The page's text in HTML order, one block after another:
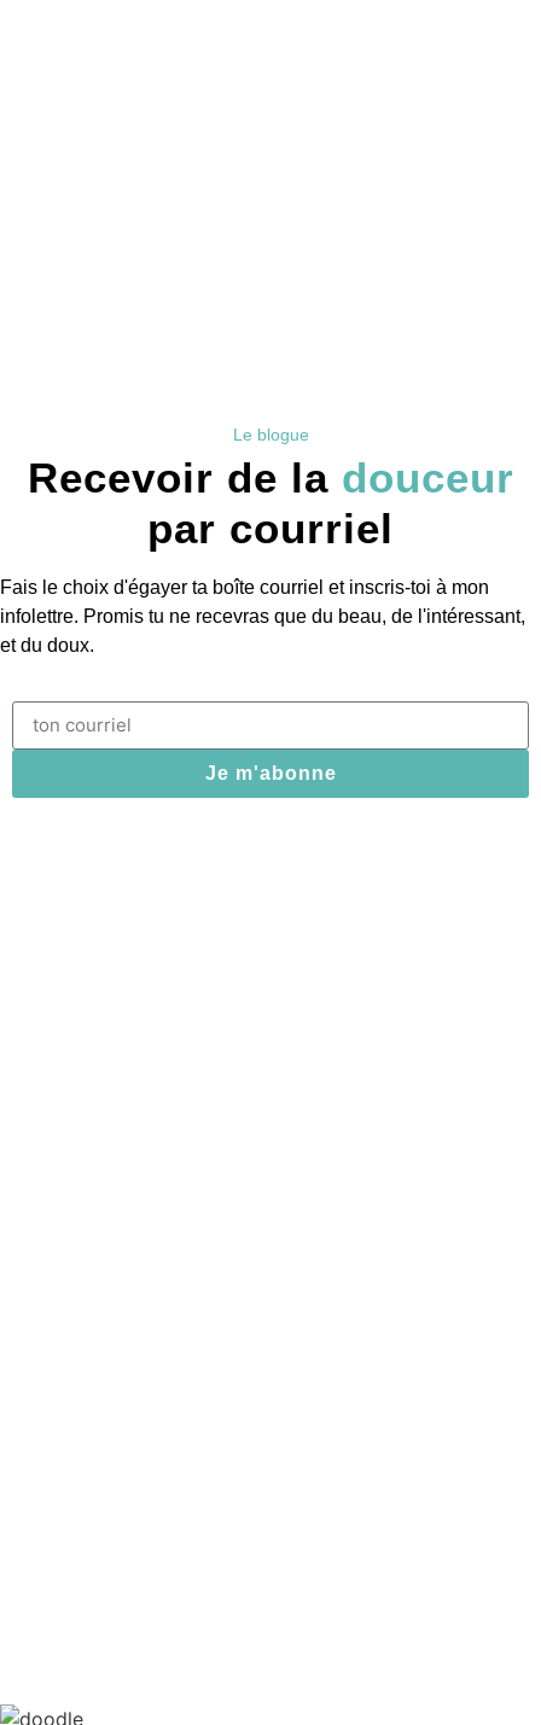
Le blogue
Recevoir de la douceur
par courriel
Fais le choix d'égayer ta boîte courriel et inscris-toi à mon
infolettre. Promis tu ne recevras que du beau, de l'intéressant,
et du doux.
Je m'abonne